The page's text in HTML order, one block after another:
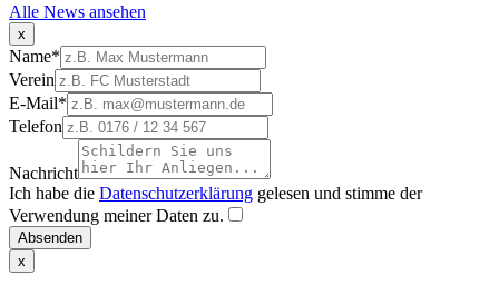
Alle News ansehen
x
Name*
Verein
E-Mail*
Telefon
Nachricht
Ich habe die Datenschutzerklärung gelesen und stimme der
Verwendung meiner Daten zu.
Absenden
x